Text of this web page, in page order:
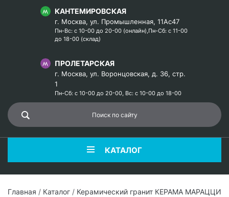
КАНТЕМИРОВСКАЯ
г. Москва, ул. Промышленная, 11Ас47
Пн-Вс: с 10-00 до 20-00 (онлайн),Пн-Сб: с 11-00
до 18-00 (склад)
ПРОЛЕТАРСКАЯ
г. Москва, ул. Воронцовская, д. 36, стр.
1
Пн-Сб: с 10-00 до 20-00, Вс: с 10-00 до 18-00
КАТАЛОГ
Главная / Каталог / Керамический гранит КЕРАМА МАРАЦЦИ